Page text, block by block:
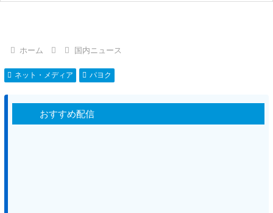
ホーム 国内ニュース
ネット・メディア パヨク
おすすめ配信